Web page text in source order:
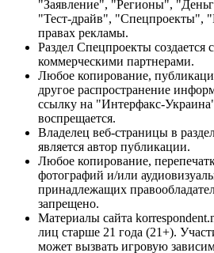
"Заявление", "Регионы",
"Тест-драйв", "Спецпроекты",
правах рекламы.
Раздел Спецпроекты создается
коммерческими партнерами.
Любое копирование,
другое распространение
ссылку на "Интерфакс-
воспрещается.
Владелец веб-страницы в
является автор публикации.
Любое копирование,
фотографий и/или
принадлежащих
запрещено.
Материалы сайта
лиц старше 21 года (21+).
может вызвать игровую